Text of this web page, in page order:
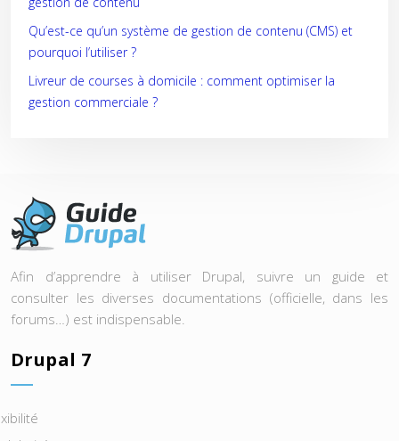
Qu’est-ce qu’un système de gestion de contenu (CMS) et
pourquoi l’utiliser ?
Livreur de courses à domicile : comment optimiser la
gestion commerciale ?
Afin d’apprendre à utiliser Drupal, suivre un guide et
consulter les diverses documentations (officielle, dans les
forums…) est indispensable.
Drupal 7